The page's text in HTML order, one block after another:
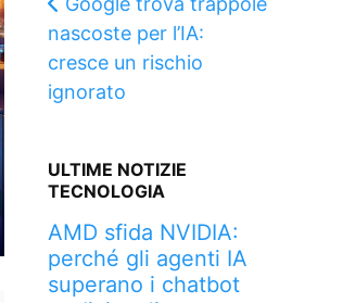
nascoste per l’IA:
cresce un rischio
ignorato
ULTIME NOTIZIE
TECNOLOGIA
AMD sfida NVIDIA:
perché gli agenti IA
superano i chatbot